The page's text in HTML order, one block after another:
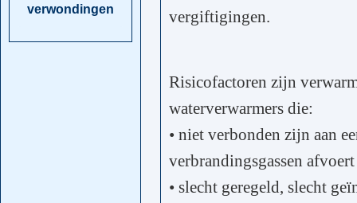
verwondingen
vergiftigingen.
Risicofactoren zijn
waterverwarmers die:
• niet verbonden zijn aan
verbrandingsgassen afvoert
• slecht geregeld, slecht